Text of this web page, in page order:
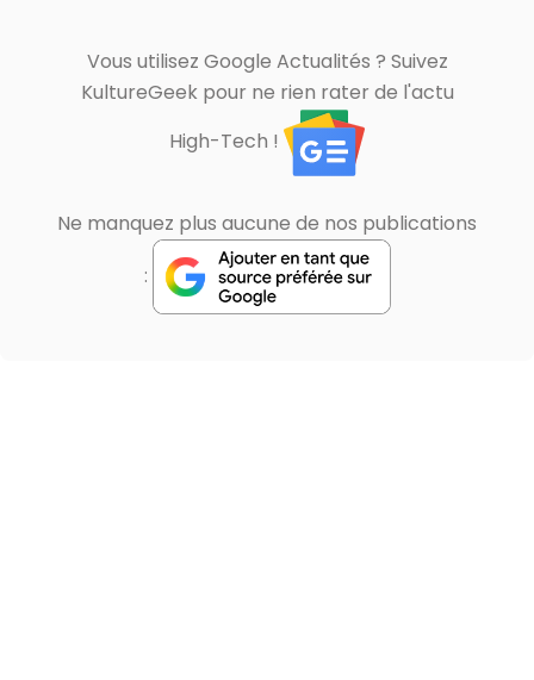
Vous utilisez Google Actualités ? Suivez
KultureGeek pour ne rien rater de l'actu
High-Tech !
Ne manquez plus aucune de nos publications
: